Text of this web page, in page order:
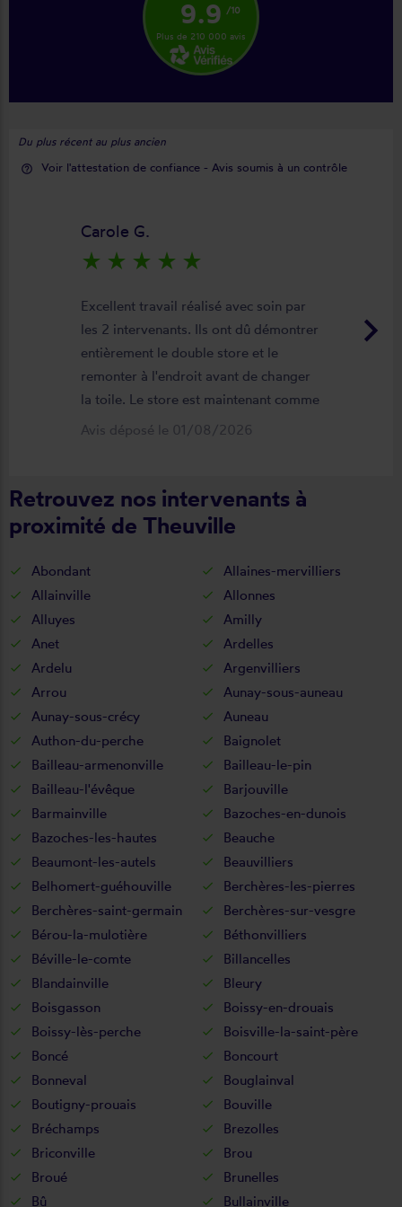
9.9 /10
Plus de 210 000 avis
Du plus récent au plus ancien
help_outline Voir l'attestation de confiance - Avis soumis à un contrôle
keyboard_arrow_right
Carole G.
star_rate star_rate star_rate star_rate star_rate
Excellent travail réalisé avec soin par
les 2 intervenants. Ils ont dû démontrer
entièrement le double store et le
remonter à l'endroit avant de changer
la toile. Le store est maintenant comme
neuf, parfaitement positionné et
Avis déposé le 01/08/2026
Retrouvez nos intervenants à
proximité de Theuville
Abondant
Allaines-mervilliers
Allainville
Allonnes
Alluyes
Amilly
Anet
Ardelles
Ardelu
Argenvilliers
Arrou
Aunay-sous-auneau
Aunay-sous-crécy
Auneau
Authon-du-perche
Baignolet
Bailleau-armenonville
Bailleau-le-pin
Bailleau-l'évêque
Barjouville
Barmainville
Bazoches-en-dunois
Bazoches-les-hautes
Beauche
Beaumont-les-autels
Beauvilliers
Belhomert-guéhouville
Berchères-les-pierres
Berchères-saint-germain
Berchères-sur-vesgre
Bérou-la-mulotière
Béthonvilliers
Béville-le-comte
Billancelles
Blandainville
Bleury
Boisgasson
Boissy-en-drouais
Boissy-lès-perche
Boisville-la-saint-père
Boncé
Boncourt
Bonneval
Bouglainval
Boutigny-prouais
Bouville
Bréchamps
Brezolles
Briconville
Brou
Broué
Brunelles
Bû
Bullainville